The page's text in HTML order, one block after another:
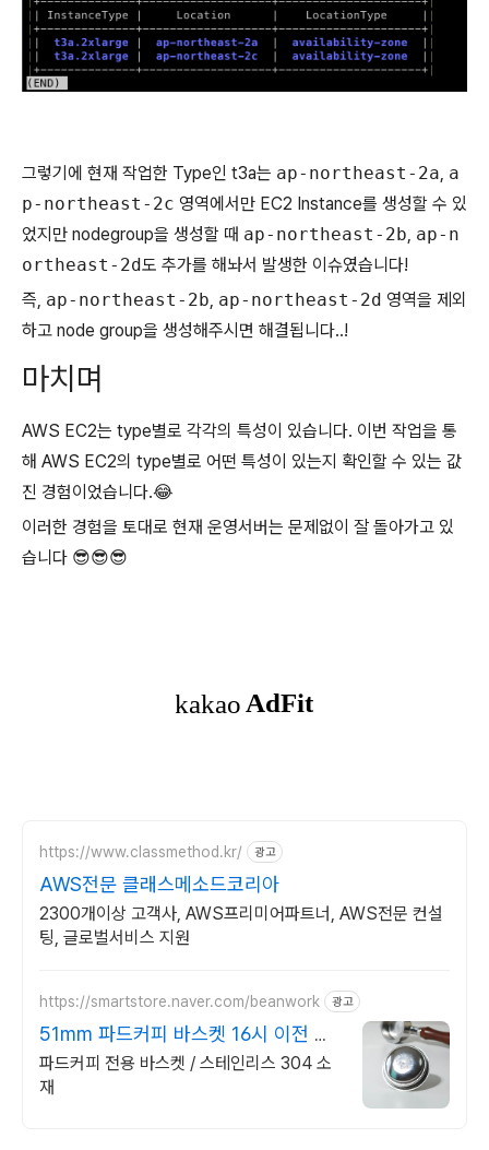
그렇기에 현재 작업한 Type인 t3a는 ap-northeast-2a, a
p-northeast-2c 영역에서만 EC2 Instance를 생성할 수 있
었지만 nodegroup을 생성할 때 ap-northeast-2b, ap-n
ortheast-2d도 추가를 해놔서 발생한 이슈였습니다!
즉, ap-northeast-2b, ap-northeast-2d 영역을 제외
하고 node group을 생성해주시면 해결됩니다..!
마치며
AWS EC2는 type별로 각각의 특성이 있습니다. 이번 작업을 통
해 AWS EC2의 type별로 어떤 특성이 있는지 확인할 수 있는 값
진 경험이었습니다.😂
이러한 경험을 토대로 현재 운영서버는 문제없이 잘 돌아가고 있
습니다 😎😎😎
https://www.classmethod.kr/ 광고
AWS전문 클래스메소드코리아
2300개이상 고객사, AWS프리미어파트너, AWS전문 컨설
팅, 글로벌서비스 지원
https://smartstore.naver.com/beanwork 광고
51mm 파드커피 바스켓 16시 이전 당
일발송
파드커피 전용 바스켓 / 스테인리스 304 소
재